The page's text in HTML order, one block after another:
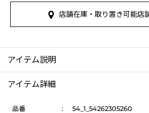
店舗在庫・取り置き可能店
アイテム説明
アイテム詳細
品番 :
54_1_54262305260